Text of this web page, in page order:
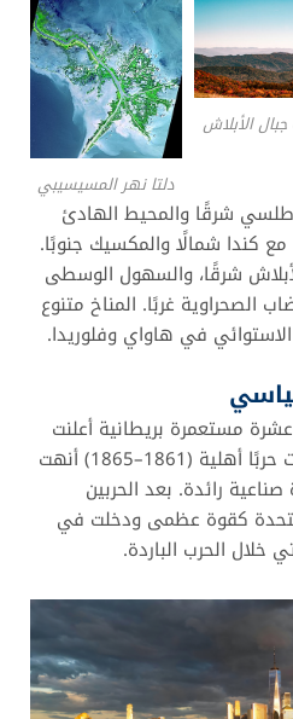
الأبلاش
دلتا نهر المسيسيبي
شرقًا والمحيط الهادئ
كندا شمالًا والمكسيك جنوبًا.
شرقًا، والسهول الوسطى
الصحراوية غربًا. المناخ متنوع
في هاواي وفلوريدا.
مستعمرة بريطانية أعلنت
استقلالها عام 1776. شهدت حربًا أهلية (1861–1865) أنهت
رائدة. بعد الحربين
المتحدة كقوة عظمى ودخلت في
خلال الحرب الباردة.